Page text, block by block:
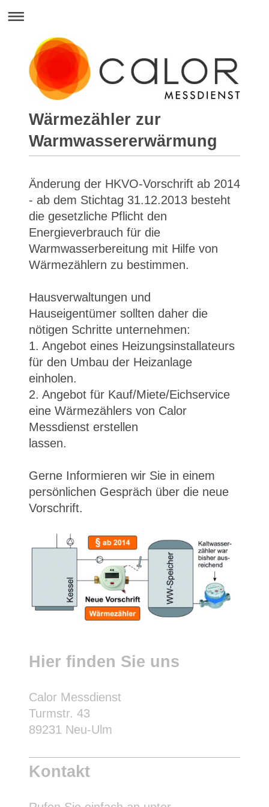
Wärmezähler zur
Warmwassererwärmung
Änderung der HKVO-Vorschrift ab 2014
- ab dem Stichtag 31.12.2013 besteht
die gesetzliche Pflicht den
Energieverbrauch für die
Warmwasserbereitung mit Hilfe von
Wärmezählern zu bestimmen.
Hausverwaltungen und
Hauseigentümer sollten daher die
nötigen Schritte unternehmen:
1. Angebot eines Heizungsinstallateurs
für den Umbau der Heizanlage
einholen.
2. Angebot für Kauf/Miete/Eichservice
eine Wärmezählers von Calor
Messdienst erstellen
lassen.
Gerne Informieren wir Sie in einem
persönlichen Gespräch über die neue
Vorschrift.
Hier finden Sie uns
Calor Messdienst
Turmstr. 43
89231 Neu-Ulm
Kontakt